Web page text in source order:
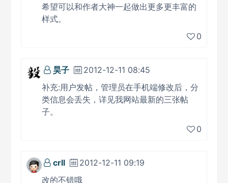
希望可以和作者大神一起做出更多更丰富的
样式。
0
昊子
2012-12-11 08:45
补充:用户发帖，管理员在手机端修改后，分
类信息会丢失，详见我网站最新的三张帖
子。
0
crll
2012-12-11 09:19
改的不错哦